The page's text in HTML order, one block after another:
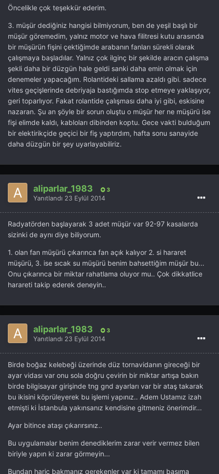
Öncelikle çok teşekkür ederim.
3. müşür dediğiniz hangisi bilmiyorum, ben de yeşil başlı bir
müşür göremedim, yalnız motor ve hava filitresi kutu arasında
bir müşürün fişini çektiğimde arabanın fanları sürekli olarak
çalışmaya başladılar. Yalnız çok ilginç bir şekilde aracın çalışma
şekli daha bir düzgün hale geldi sanki daha emin olmak için
denemeler yapacağım. Rolantideki sallama azaldı gibi. sadece
vites geçişlerinde debriyaja bastığımda stop etmeye yaklaşıyor,
geri toparlıyor. Fakat rolantide çalışması daha iyi gibi, eskisine
nazaran. Şu an şöyle bir sorun oluştu o müşür her ne müşürü ise
fişi elimde kaldı, kabloları dibinden koptu. Gece vakti bulduğum
bir elektirikçide geçici bir fiş yaptırdım, hafta sonu sanayide
daha düzgün bir şey uyarlayabiliriz.
aliparlar_1983 3
Yanıtlandı 23 Eylül 2014
Radyatörden başlayarak 3 adet müşür var 92-97 kasalarda
sizinki de aynı diye biliyorum.
1. olan fan müşürü çıkarınca fan açık kalıyor 2. si hararet
müşürü, 3. ise sıcak su müşürü benim bahsettiğim müşür bu...
Onu çıkarınca bir miktar rahatlama oluyor mu.. Çok dikkatlice
harareti takip ederek deneyin..
aliparlar_1983 3
Yanıtlandı 23 Eylül 2014
Birde boğaz kelebeği üzerinde düz tornavidanın gireceği bir
ayar vidası var onu sola doğru çevirin bir miktar artışa bakın
birde bilgisayar girişinde tng gnd ayarları var bir ataş takarak
bu ikisini köprüleyerek bu işlemi yapınız.. Adem Ustamız izah
etmişti ki İstanbula yakınsanız kendisine gitmeniz önerimdir...
Ayar bitince ataşı çıkarırsınız..
Bu uygulamalar benim denediklerim zarar verir vermez bilen
biriyle yapın ki zarar görmeyin...
Bundan hariç bakmanız gerekenler var ki tamamı başıma